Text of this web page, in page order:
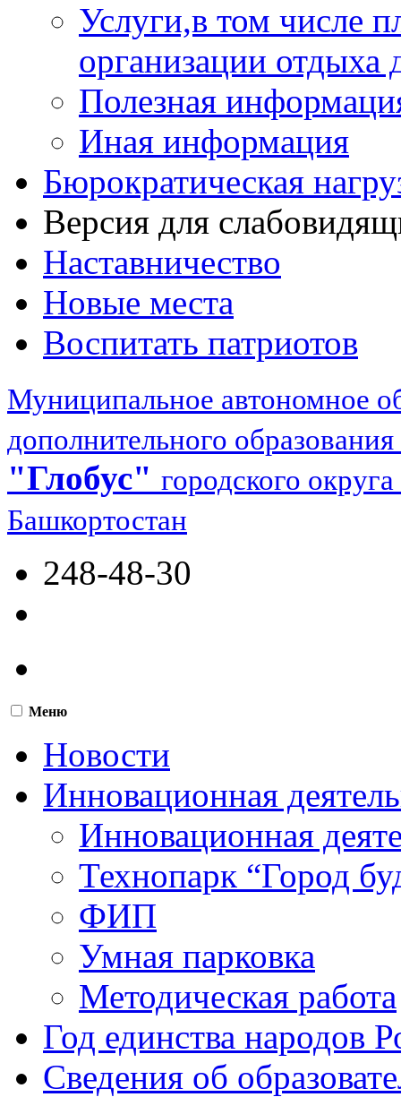
Услуги,в том числе
организации отдыха
Полезная
Иная информация
Бюрократическая
Версия для
Наставничество
Новые места
Воспитать патриотов
Муниципальное автономное
дополнительного образования
"Глобус" городского
Башкортостан
248-48-30
Меню
Новости
Инновационная
Инновационная
Технопарк “Город
ФИП
Умная парковка
Методическая работа
Год единства народов
Сведения об